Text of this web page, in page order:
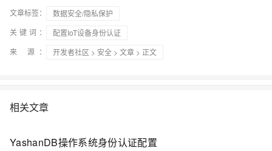
文章标签：
数据安全/隐私保护
关键词：
配置IoT设备身份认证
来 源：
开发者社区 > 安全 > 文章 > 正文
相关文章
YashanDB操作系统身份认证配置